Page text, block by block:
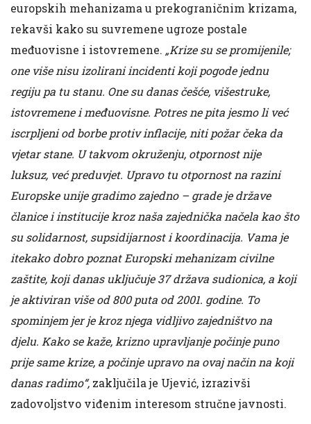
europskih mehanizama u prekograničnim krizama,
rekavši kako su suvremene ugroze postale
međuovisne i istovremene. „Krize su se promijenile;
one više nisu izolirani incidenti koji pogode jednu
regiju pa tu stanu. One su danas češće, višestruke,
istovremene i međuovisne. Potres ne pita jesmo li već
iscrpljeni od borbe protiv inflacije, niti požar čeka da
vjetar stane. U takvom okruženju, otpornost nije
luksuz, već preduvjet. Upravo tu otpornost na razini
Europske unije gradimo zajedno – grade je države
članice i institucije kroz naša zajednička načela kao što
su solidarnost, supsidijarnost i koordinacija. Vama je
itekako dobro poznat Europski mehanizam civilne
zaštite, koji danas uključuje 37 država sudionica, a koji
je aktiviran više od 800 puta od 2001. godine. To
spominjem jer je kroz njega vidljivo zajedništvo na
djelu. Kako se kaže, krizno upravljanje počinje puno
prije same krize, a počinje upravo na ovaj način na koji
danas radimo“, zaključila je Ujević, izrazivši
zadovoljstvo viđenim interesom stručne javnosti.